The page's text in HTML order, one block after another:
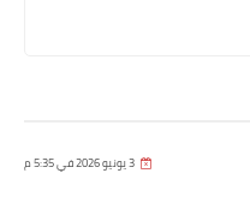
3 يونيو 2026 في 5:35 م